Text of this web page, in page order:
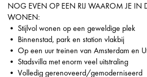
NOG EVEN OP EEN RIJ WAAROM JE
WONEN:
• Stijlvol wonen op een geweldige plek
• Binnenstad, park en station vlakbij
• Op een uur treinen van Amsterdam en
• Stadsvilla met enorm veel uitstraling
• Volledig gerenoveerd/gemoderniseerd